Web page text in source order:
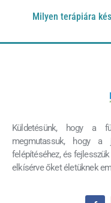
Milyen terápiára
Küldetésünk, hogy a
megmutassuk, hogy a
felépítéséhez, és
elkísérve őket életüknek